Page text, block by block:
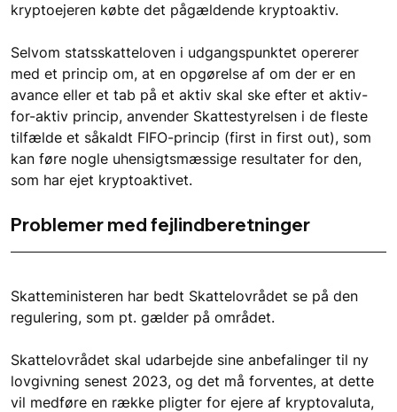
kryptoejeren købte det pågældende kryptoaktiv.
Selvom statsskatteloven i udgangspunktet opererer
med et princip om, at en opgørelse af om der er en
avance eller et tab på et aktiv skal ske efter et aktiv-
for-aktiv princip, anvender Skattestyrelsen i de fleste
tilfælde et såkaldt FIFO-princip (first in first out), som
kan føre nogle uhensigtsmæssige resultater for den,
som har ejet kryptoaktivet.
Problemer med fejlindberetninger
Skatteministeren har bedt Skattelovrådet se på den
regulering, som pt. gælder på området.
Skattelovrådet skal udarbejde sine anbefalinger til ny
lovgivning senest 2023, og det må forventes, at dette
vil medføre en række pligter for ejere af kryptovaluta,